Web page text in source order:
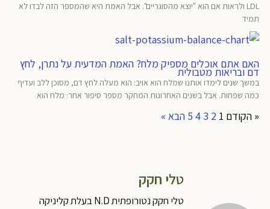
LDL ולראות אם הוא "יוצא מהסוגריים". אבל האמת היא שהמספר הזה לבדו לא
תמיד
האם אתם אוכלים מספיק מלח? האמת המדעית על נתרן, לחץ
דם ובריאות מטבולית
במשך שנים לימדו אותנו שמלח הוא אויב: הוא מעלה לחץ דם, מסוכן ללב ועדיף
כמה שפחות. אבל בשנים האחרונות המחקר מספר סיפור אחר: מלח הוא
« הקודם1
2
3
4
5 הבא »
טלי חקק
טלי חקק נטורופתית N.D בעלת קליניקה